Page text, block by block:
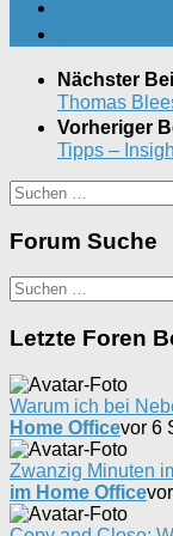
Nächster
Thomas
Vorheriger
Tipps –
Suchen
nach:
Forum Suche
Letzte Foren
Warum ich bei
Home Officevor 6
Zwanzig Minuten
im Home Office